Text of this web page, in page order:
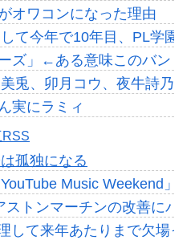
オワコンになった理由
て今年で10年目、PL学園
ズ」←ある意味このバンド
美兎、卯月コウ、夜牛詩乃
実にラミィ
RSS
孤独になる
YouTube Music Weekend」
ストンマーチンの改善にパ
して来年あたりまで欠場っ